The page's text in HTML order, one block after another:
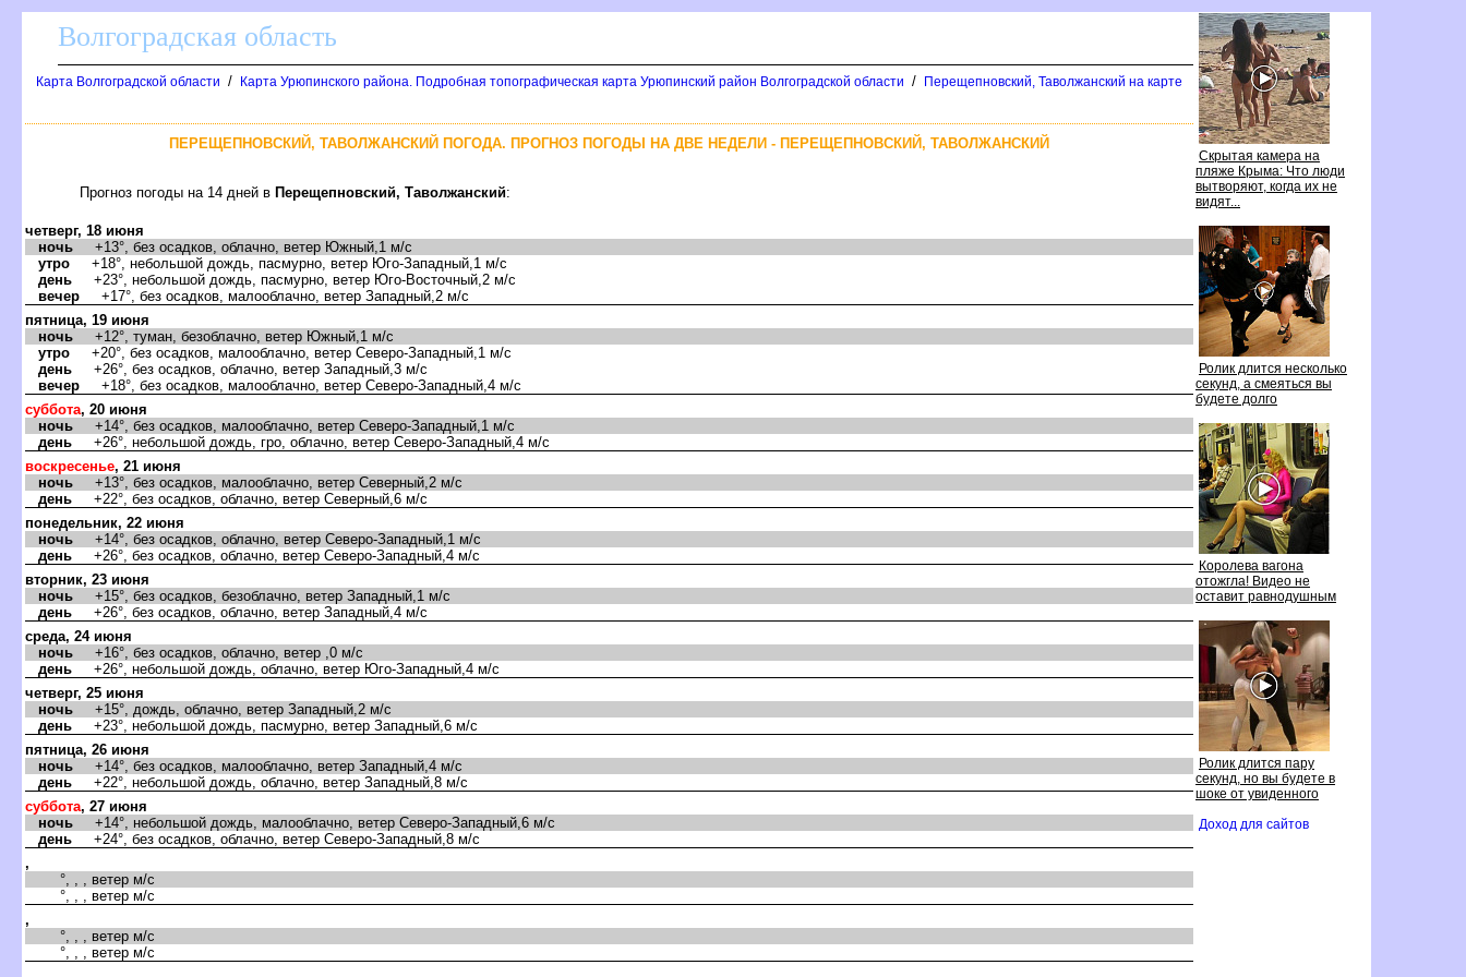
Скрытая камера на
пляже Крыма: Что люди
ытворяют, когда их не
идят...
Ролик длится несколько
секунд, а смеяться вы
удете долго
Королева вагона
отожгла! Видео не
оставит равнодушным
Ролик длится пару
секунд, но вы будете
шоке от увиденного
Доход для сайто
олгоградская область
Карта Волгоградской области / Карта Урюпинского района. Подробная топографическая карта Урюпинский район Волгоградской области / Перещепновский, Таволжанский на карте
ПЕРЕЩЕПНОВСКИЙ, ТАВОЛЖАНСКИЙ ПОГОДА. ПРОГНОЗ ПОГОДЫ НА ДВЕ НЕДЕЛИ - ПЕРЕЩЕПНОВСКИЙ, ТАВОЛЖАНСКИЙ
Прогноз погоды на 14 дней Перещепновский, Таволжанский:
четверг, 18 июня
ночь +13°, без осадков, облачно, ветер Южный,1 м/с
утро +18°, небольшой дождь, пасмурно, ветер Юго-Западный,1 м/с
день +23°, небольшой дождь, пасмурно, ветер Юго-Восточный,2 м/с
ечер +17°, без осадков, малооблачно, ветер Западный,2 м/с
пятница, 19 июня
ночь +12°, туман, безоблачно, ветер Южный,1 м/с
утро +20°, без осадков, малооблачно, ветер Северо-Западный,1 м/с
день +26°, без осадков, облачно, ветер Западный,3 м/с
ечер +18°, без осадков, малооблачно, ветер Северо-Западный,4 м/с
суббота, 20 июня
ночь +14°, без осадков, малооблачно, ветер Северо-Западный,1 м/с
день +26°, небольшой дождь, гро, облачно, ветер Северо-Западный,4 м/с
оскресенье, 21 июня
ночь +13°, без осадков, малооблачно, ветер Северный,2 м/с
день +22°, без осадков, облачно, ветер Северный,6 м/с
понедельник, 22 июня
ночь +14°, без осадков, облачно, ветер Северо-Западный,1 м/с
день +26°, без осадков, облачно, ветер Северо-Западный,4 м/с
торник, 23 июня
ночь +15°, без осадков, безоблачно, ветер Западный,1 м/с
день +26°, без осадков, облачно, ветер Западный,4 м/с
среда, 24 июня
ночь +16°, без осадков, облачно, ветер ,0 м/с
день +26°, небольшой дождь, облачно, ветер Юго-Западный,4 м/с
четверг, 25 июня
ночь +15°, дождь, облачно, ветер Западный,2 м/с
день +23°, небольшой дождь, пасмурно, ветер Западный,6 м/с
пятница, 26 июня
ночь +14°, без осадков, малооблачно, ветер Западный,4 м/с
день +22°, небольшой дождь, облачно, ветер Западный,8 м/с
суббота, 27 июня
ночь +14°, небольшой дождь, малооблачно, ветер Северо-Западный,6 м/с
день +24°, без осадков, облачно, ветер Северо-Западный,8 м/с
,
°, , , ветер м/с
°, , , ветер м/с
,
°, , , ветер м/с
°, , , ветер м/с